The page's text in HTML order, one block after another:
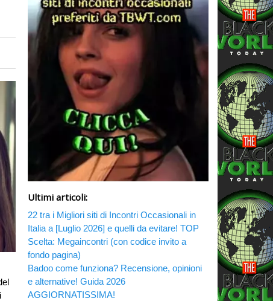
Ultimi articoli:
22 tra i Migliori siti di Incontri Occasionali in
Italia a [Luglio 2026] e quelli da evitare! TOP
Scelta: Megaincontri (con codice invito a
fondo pagina)
Badoo come funziona? Recensione, opinioni
e alternative! Guida 2026
AGGIORNATISSIMA!